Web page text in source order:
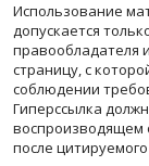
Использование
допускается
правообладателя
страницу, с
соблюдении
Гиперссылка
воспроизводящем
после